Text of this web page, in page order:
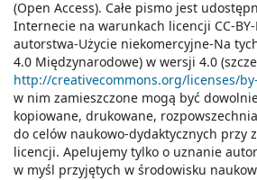
(Open Access). Całe pismo jest
Internecie na warunkach licencji CC-BY-
autorstwa-Użycie niekomercyjne-Na
4.0 Międzynarodowe) w wersji 4.0
http://creativecommons.org/licenses/
w nim zamieszczone mogą być
kopiowane, drukowane,
do celów naukowo-dydaktycznych przy
licencji. Apelujemy tylko o uznanie
w myśl przyjętych w środowisku